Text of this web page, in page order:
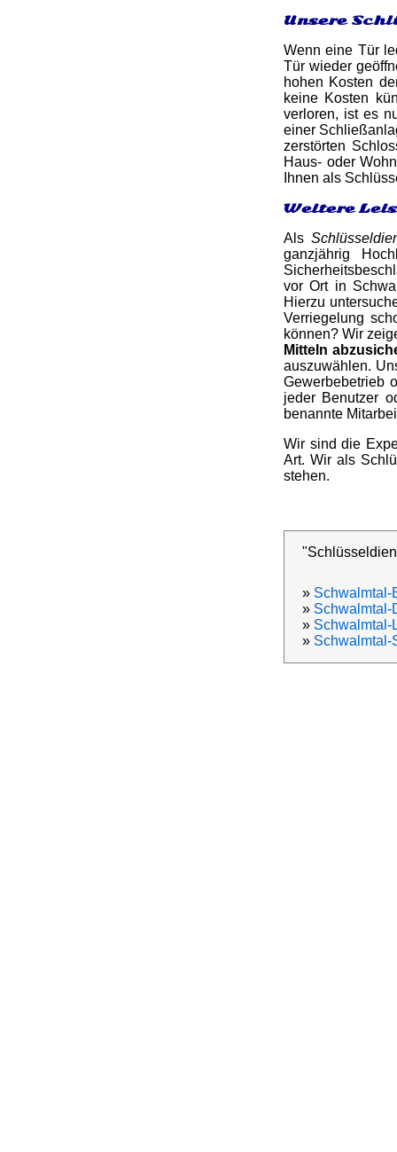
Unsere
Wenn eine Tür
Tür wieder
hohen Kosten
keine Kosten
verloren, ist es
einer
zerstörten
Haus- oder
Ihnen als
Weitere
Als
ganzjährig
vor Ort in
Hierzu
Verriegelung
können? Wir
Mitteln
auszuwählen.
Gewerbebetrieb
jeder Benutzer
benannte
Wir sind die
Art. Wir als
stehen.
» Schwalmtal-
» Schwalmtal-
» Schwalmtal-
» Schwalmtal-